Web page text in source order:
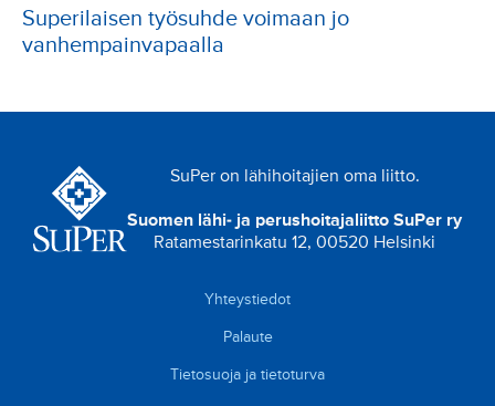
Superilaisen työsuhde voimaan jo
vanhempainvapaalla
SuPer on lähihoitajien oma liitto.
Suomen lähi- ja perushoitajaliitto SuPer ry
Ratamestarinkatu 12, 00520 Helsinki
Yhteystiedot
Palaute
Tietosuoja ja tietoturva